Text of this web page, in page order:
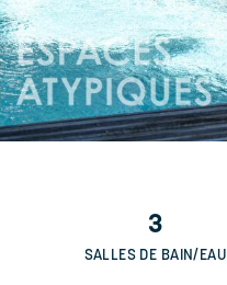
3
SALLES DE BAIN/EAU